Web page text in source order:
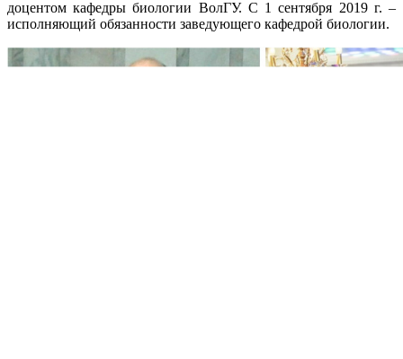
доцентом кафедры биологии ВолГУ. С 1 сентября 2019 г. –
исполняющий обязанности заведующего кафедрой биологии.